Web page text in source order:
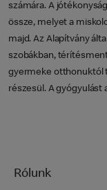
számára. A
össze, melyet a
majd. Az Alapítvány
szobákban,
gyermeke otthonuktól
részesül. A gyógyulást
Rólunk